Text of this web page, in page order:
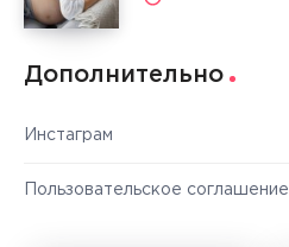
Дополнительно
Инстаграм
Пользовательское соглашение